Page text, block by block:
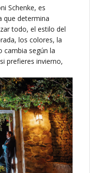
Schenke, es
que determina
todo, el estilo del
los colores, la
cambia según la
prefieres invierno,